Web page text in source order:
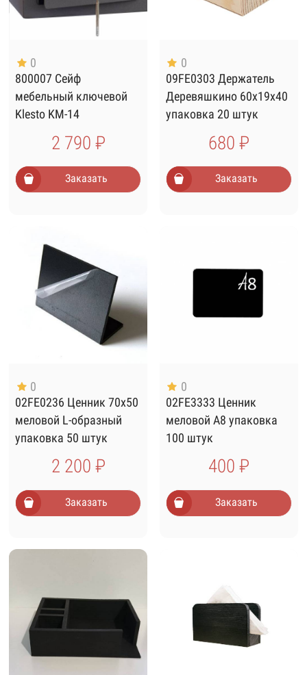
0
800007 Сейф
мебельный ключевой
Klesto KM-14
2 790 ₽
Заказать
0
09FE0303 Держатель
Деревяшкино 60х19х40
упаковка 20 штук
680 ₽
Заказать
0
02FE0236 Ценник 70х50
меловой L-образный
упаковка 50 штук
2 200 ₽
Заказать
0
02FE3333 Ценник
меловой А8 упаковка
100 штук
400 ₽
Заказать